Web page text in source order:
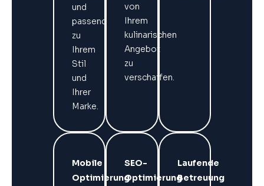
und
passend
zu
Ihrem
Stil
und
Ihrer
Marke.
von
Ihrem
kulinarischen
Angebot
zu
verschaffen.
Mobile
Optimierung
SEO-
Optimierung
Laufende
Betreuung